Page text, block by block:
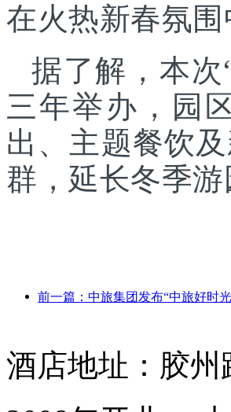
在火热新春氛
据了解，本
三年举办，园
出、主题餐饮
群，延长冬季游
酒店地址：胶州